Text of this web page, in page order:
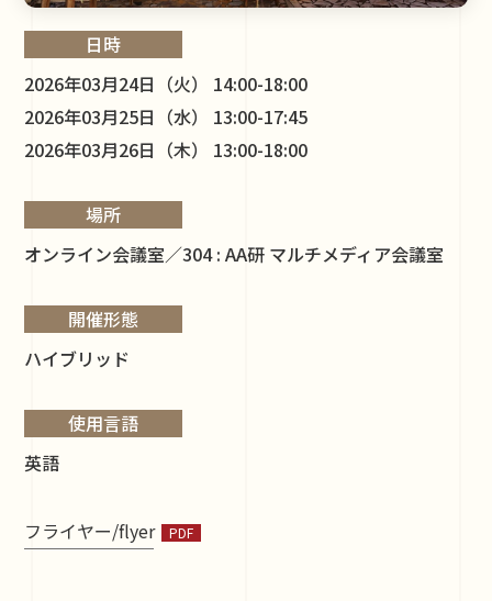
日時
2026年03月24日（火） 14:00-18:00
2026年03月25日（水） 13:00-17:45
2026年03月26日（木） 13:00-18:00
場所
オンライン会議室／304 : AA研 マルチメディア会議室
開催形態
ハイブリッド
使用言語
英語
フライヤー/flyer